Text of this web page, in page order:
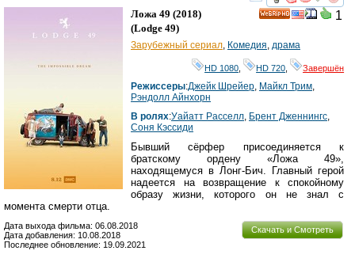
смотреть
1
Ложа 49 (2018)
(Lodge 49)
Зарубежный сериал, Комедия, драма
HD 1080 HD 720 Завершён
Режиссеры:Джейк Шрейер, Майкл Трим,
Рэндолл Айнхорн
В ролях:Уайатт Расселл, Брент Дженнингс,
Соня Кэссиди
Бывший сёрфер присоединяется к
братскому ордену «Ложа 49»,
находящемуся в Лонг-Бич. Главный герой
надеется на возвращение к спокойному
образу жизни, которого он не знал с
момента смерти отца.
Скачать и Смотреть
Дата выхода фильма: 06.08.2018
Дата добавления: 10.08.2018
Последнее обновление: 19.09.2021